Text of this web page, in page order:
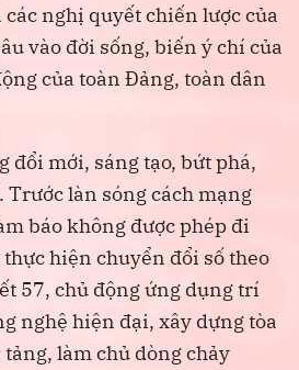
nghị quyết chiến lược của
vào đời sống, biến ý chí của
của toàn Đảng, toàn dân
đổi mới, sáng tạo, bứt phá,
Trước làn sóng cách mạng
báo không được phép đi
hiện chuyển đổi số theo
57, chủ động ứng dụng trí
nghệ hiện đại, xây dựng tòa
làm chủ dòng chảy